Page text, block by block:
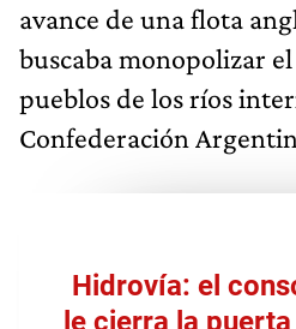
avance de una flota
buscaba monopolizar
pueblos de los ríos
Confederación
Hidrovía: el
le cierra la